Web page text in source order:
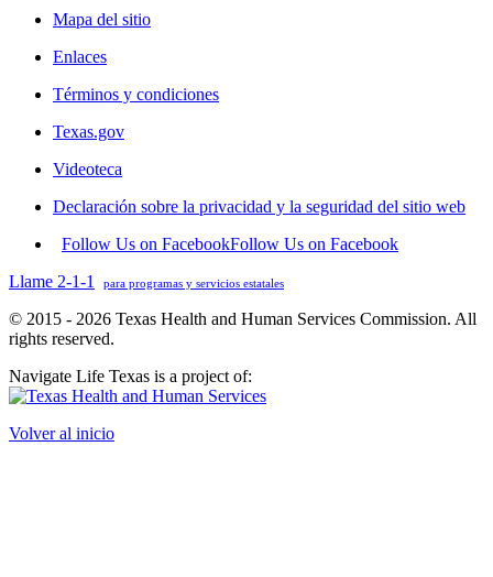
Mapa del sitio
Enlaces
Términos y condiciones
Texas.gov
Videoteca
Declaración sobre la privacidad y la seguridad del sitio web
Follow Us on FacebookFollow Us on Facebook
Llame 2-1-1
para programas y servicios estatales
© 2015 - 2026 Texas Health and Human Services Commission. All
rights reserved.
Navigate Life Texas is a project of:
Volver al inicio